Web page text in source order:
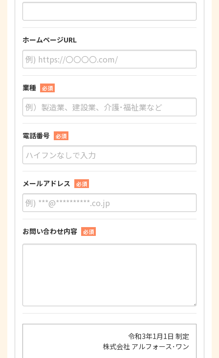
ホームページURL
業種 必須
電話番号 必須
メールアドレス 必須
お問い合わせ内容 必須
令和3年1月1日 制定
株式会社 アルフォース･ワン